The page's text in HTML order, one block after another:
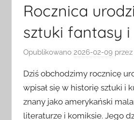
Rocznica
sztuki fantasy
Opublikowano 2026-02-09 przez
Dziś obchodzimy rocznicę
wpisał się w historię sztuki i
znany jako amerykański
literaturze i komiksie. Jego